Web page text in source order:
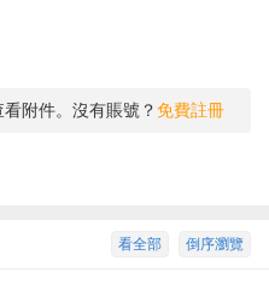
附件。沒有賬號？免費註冊
倒序瀏覽
看全部